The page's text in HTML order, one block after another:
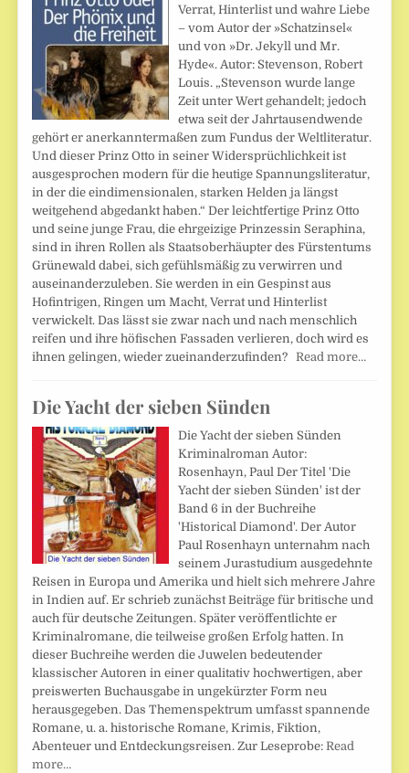
Verrat, Hinterlist und wahre Liebe
– vom Autor der »Schatzinsel«
und von »Dr. Jekyll und Mr.
Hyde«. Autor: Stevenson, Robert
Louis. „Stevenson wurde lange
Zeit unter Wert gehandelt; jedoch
etwa seit der Jahrtausendwende
gehört er anerkanntermaßen zum Fundus der Weltliteratur.
Und dieser Prinz Otto in seiner Widersprüchlichkeit ist
ausgesprochen modern für die heutige Spannungsliteratur,
in der die eindimensionalen, starken Helden ja längst
weitgehend abgedankt haben.“ Der leichtfertige Prinz Otto
und seine junge Frau, die ehrgeizige Prinzessin Seraphina,
sind in ihren Rollen als Staatsoberhäupter des Fürstentums
Grünewald dabei, sich gefühlsmäßig zu verwirren und
auseinanderzuleben. Sie werden in ein Gespinst aus
Hofintrigen, Ringen um Macht, Verrat und Hinterlist
verwickelt. Das lässt sie zwar nach und nach menschlich
reifen und ihre höfischen Fassaden verlieren, doch wird es
ihnen gelingen, wieder zueinanderzufinden? Read more…
Die Yacht der sieben Sünden
Die Yacht der sieben Sünden
Kriminalroman Autor:
Rosenhayn, Paul Der Titel 'Die
Yacht der sieben Sünden' ist der
Band 6 in der Buchreihe
'Historical Diamond'. Der Autor
Paul Rosenhayn unternahm nach
seinem Jurastudium ausgedehnte
Reisen in Europa und Amerika und hielt sich mehrere Jahre
in Indien auf. Er schrieb zunächst Beiträge für britische und
auch für deutsche Zeitungen. Später veröffentlichte er
Kriminalromane, die teilweise großen Erfolg hatten. In
dieser Buchreihe werden die Juwelen bedeutender
klassischer Autoren in einer qualitativ hochwertigen, aber
preiswerten Buchausgabe in ungekürzter Form neu
herausgegeben. Das Themenspektrum umfasst spannende
Romane, u. a. historische Romane, Krimis, Fiktion,
Abenteuer und Entdeckungsreisen. Zur Leseprobe:Read
more…